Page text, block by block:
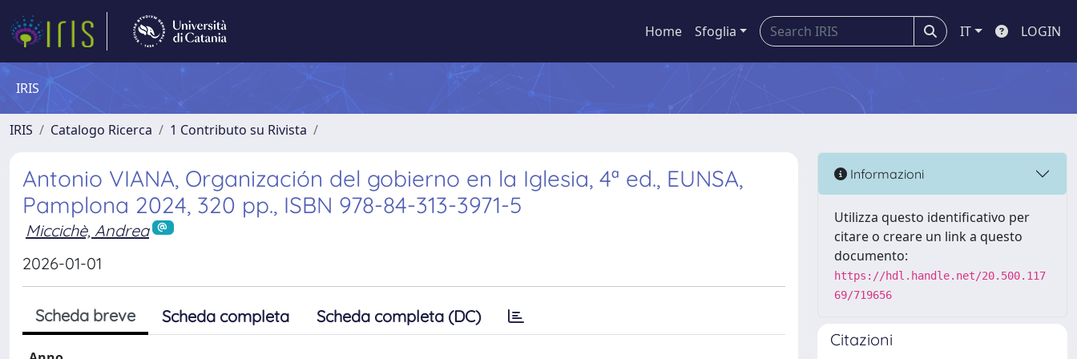
Home Sfoglia IT LOGIN
IRIS
IRIS Catalogo Ricerca 1 Contributo su Rivista
Antonio VIANA, Organización del gobierno en la Iglesia, 4ª ed., EUNSA,
Pamplona 2024, 320 pp., ISBN 978-84-313-3971-5
Miccichè, Andrea
2026-01-01
Scheda breve Scheda completa Scheda completa (DC)
Informazioni
Utilizza questo identificativo per
citare o creare un link a questo
documento:
https://hdl.handle.net/20.500.117
69/719656
Citazioni